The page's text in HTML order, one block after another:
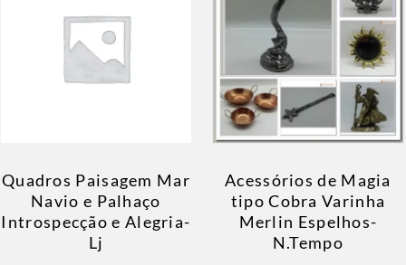
Quadros Paisagem Mar
Navio e Palhaço
Introspecção e Alegria-
Lj
Acessórios de Magia
tipo Cobra Varinha
Merlin Espelhos-
N.Tempo